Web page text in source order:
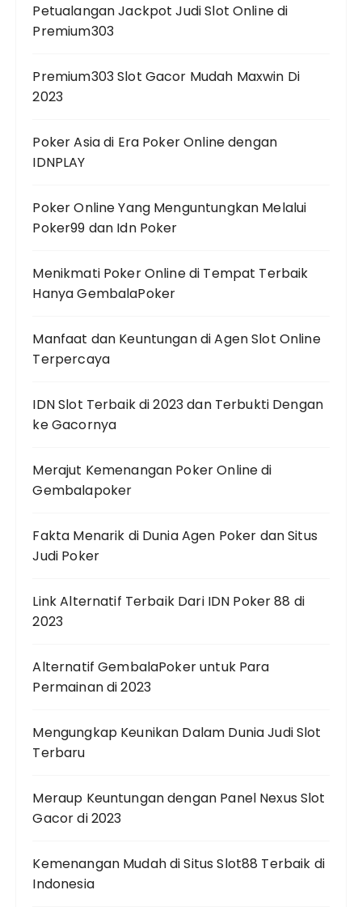
Petualangan Jackpot Judi Slot Online di
Premium303
Premium303 Slot Gacor Mudah Maxwin Di
2023
Poker Asia di Era Poker Online dengan
IDNPLAY
Poker Online Yang Menguntungkan Melalui
Poker99 dan Idn Poker
Menikmati Poker Online di Tempat Terbaik
Hanya GembalaPoker
Manfaat dan Keuntungan di Agen Slot Online
Terpercaya
IDN Slot Terbaik di 2023 dan Terbukti Dengan
ke Gacornya
Merajut Kemenangan Poker Online di
Gembalapoker
Fakta Menarik di Dunia Agen Poker dan Situs
Judi Poker
Link Alternatif Terbaik Dari IDN Poker 88 di
2023
Alternatif GembalaPoker untuk Para
Permainan di 2023
Mengungkap Keunikan Dalam Dunia Judi Slot
Terbaru
Meraup Keuntungan dengan Panel Nexus Slot
Gacor di 2023
Kemenangan Mudah di Situs Slot88 Terbaik di
Indonesia